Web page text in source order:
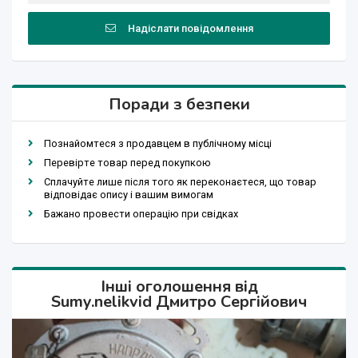
Надіслати повідомлення
Поради з безпеки
Познайомтеся з продавцем в публічному місці
Перевірте товар перед покупкою
Сплачуйте лише після того як переконаєтеся, що товар
відповідає опису і вашим вимогам
Бажано провести операцію при свідках
Інші оголошення від
Sumy.nelikvid Дмитро Сергійович